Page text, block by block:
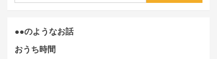
●●のようなお話
おうち時間